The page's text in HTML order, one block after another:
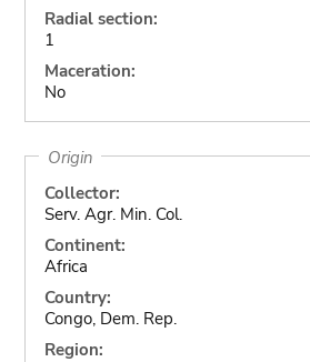
Radial section:
1
Maceration:
No
Origin
Collector:
Serv. Agr. Min. Col.
Continent:
Africa
Country:
Congo, Dem. Rep.
Region: